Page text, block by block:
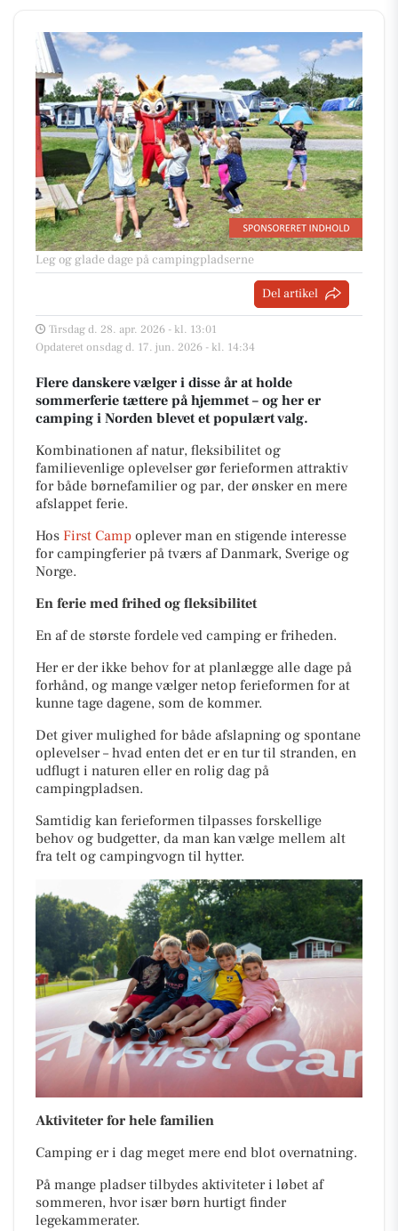
Leg og glade dage på campingpladserne
Del artikel
Tirsdag d. 28. apr. 2026 - kl. 13:01
Opdateret onsdag d. 17. jun. 2026 - kl. 14:34
Flere danskere vælger i disse år at holde
sommerferie tættere på hjemmet – og her er
camping i Norden blevet et populært valg.
Kombinationen af natur, fleksibilitet og
familievenlige oplevelser gør ferieformen attraktiv
for både børnefamilier og par, der ønsker en mere
afslappet ferie.
Hos First Camp oplever man en stigende interesse
for campingferier på tværs af Danmark, Sverige og
Norge.
En ferie med frihed og fleksibilitet
En af de største fordele ved camping er friheden.
Her er der ikke behov for at planlægge alle dage på
forhånd, og mange vælger netop ferieformen for at
kunne tage dagene, som de kommer.
Det giver mulighed for både afslapning og spontane
oplevelser – hvad enten det er en tur til stranden, en
udflugt i naturen eller en rolig dag på
campingpladsen.
Samtidig kan ferieformen tilpasses forskellige
behov og budgetter, da man kan vælge mellem alt
fra telt og campingvogn til hytter.
Aktiviteter for hele familien
Camping er i dag meget mere end blot overnatning.
På mange pladser tilbydes aktiviteter i løbet af
sommeren, hvor især børn hurtigt finder
legekammerater.